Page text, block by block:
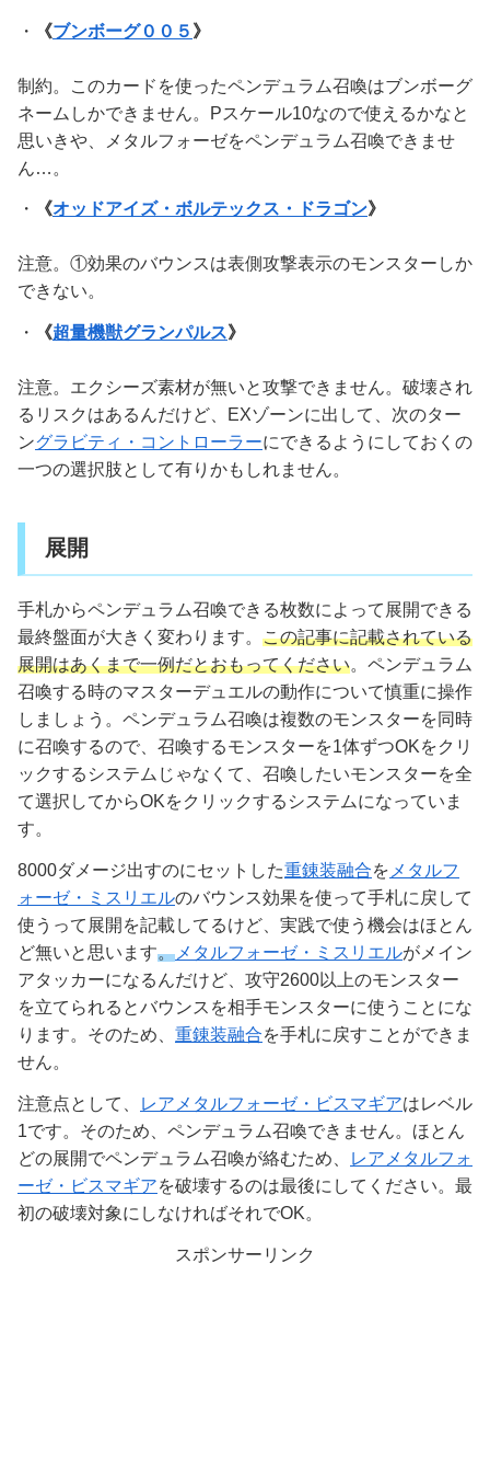
・ 《ブンボーグ００５ 》
制約。このカードを使ったペンデュラム召喚はブンボーグ
ネームしかできません。Pスケール10なので使えるかなと
思いきや、メタルフォーゼをペンデュラム召喚できませ
ん…。
・ 《オッドアイズ・ボルテックス・ドラゴン》
注意。①効果のバウンスは表側攻撃表示のモンスターしか
できない。
・ 《超量機獣グランパルス》
注意。エクシーズ素材が無いと攻撃できません。破壊され
るリスクはあるんだけど、EXゾーンに出して、次のター
ングラビティ・コントローラーにできるようにしておくの
一つの選択肢として有りかもしれません。
展開
手札からペンデュラム召喚できる枚数によって展開できる
最終盤面が大きく変わります。 この記事に記載されている
展開はあくまで一例だとおもってください。ペンデュラム
召喚する時のマスターデュエルの動作について慎重に操作
しましょう。ペンデュラム召喚は複数のモンスターを同時
に召喚するので、召喚するモンスターを1体ずつOKをクリ
ックするシステムじゃなくて、召喚したいモンスターを全
て選択してからOKをクリックするシステムになっていま
す。
8000ダメージ出すのにセットした重錬装融合を メタルフ
ォーゼ・ミスリエルのバウンス効果を使って手札に戻して
使うって展開を記載してるけど、実践で使う機会はほとん
ど無いと思います。 メタルフォーゼ・ミスリエルがメイン
アタッカーになるんだけど、攻守2600以上のモンスター
を立てられるとバウンスを相手モンスターに使うことにな
ります。そのため、 重錬装融合を手札に戻すことができま
せん。
注意点として、 レアメタルフォーゼ・ビスマギアはレベル
1です。そのため、ペンデュラム召喚できません。ほとん
どの展開でペンデュラム召喚が絡むため、
レアメタルフォ
ーゼ・ビスマギアを破壊するのは最後にしてください。最
初の破壊対象にしなければそれでOK。
スポンサーリンク